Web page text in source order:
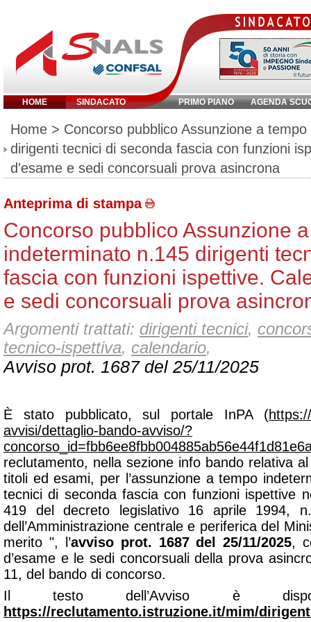
HOME SINDACATO PRIMO PIANO AGENDA
Inserisci parola chiave:
Home > Concorso pubblico Assunzione a
dirigenti tecnici di seconda fascia con funzioni
d'esame e sedi concorsuali prova asincrona
Anteprima di stampa
Concorso pubblico Assunzione
indeterminato n.145 dirigenti
fascia con funzioni ispettive.
e sedi concorsuali prova
Argomenti trattati: dirigenti tecnici,
tecnico-ispettiva, calendario,
Avviso prot. 1687 del 25/11/2025
È stato pubblicato, sul portale InPA (
avvisi/dettaglio-bando-avviso/?
reclutamento, nella sezione info bando relativa
titoli ed esami, per l’assunzione a tempo
tecnici di seconda fascia con funzioni ispettive
419 del decreto legislativo 16 aprile 1994,
dell’Amministrazione centrale e periferica del
merito ", l’avviso prot. 1687 del 25/11/2025,
d’esame e le sedi concorsuali della prova
11, del bando di concorso.
Il testo dell’Avviso è
https://reclutamento.istruzione.it/mim/